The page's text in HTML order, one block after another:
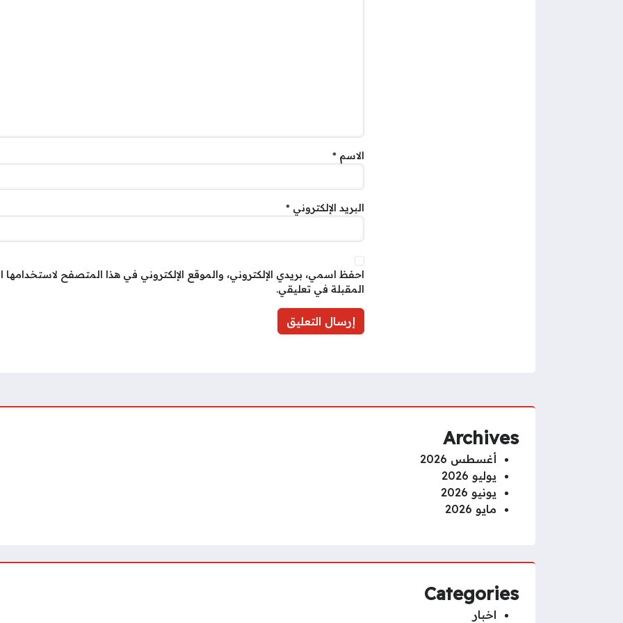
الاسم *
البريد الإلكتروني *
احفظ اسمي، بريدي الإلكتروني، والموقع الإلكتروني في هذا المتصفح لاستخدامها
المقبلة في تعليقي.
Archives
أغسطس 2026
يوليو 2026
يونيو 2026
مايو 2026
Categories
اخبار